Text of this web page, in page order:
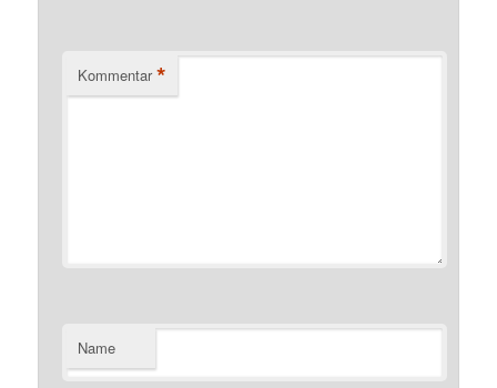
Kommentar *
Name